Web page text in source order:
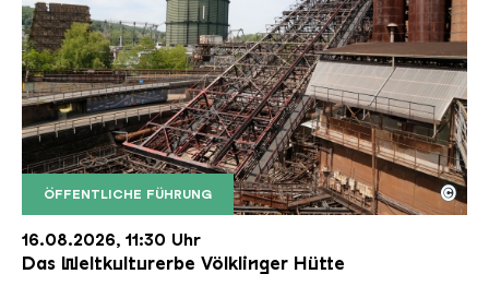
ÖFFENTLICHE FÜHRUNG
Der Erzschrägaufzug der Völklinger Hütte mit
Copyright: Weltkulturerbe Völklinger Hütte | Karl
©
16.08.2026, 11:30 Uhr
Das Weltkulturerbe Völklinger Hütte